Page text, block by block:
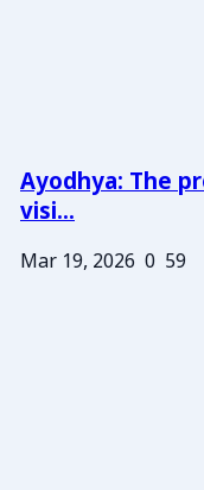
Ayodhya: The
visi...
Mar 19, 2026 0 59